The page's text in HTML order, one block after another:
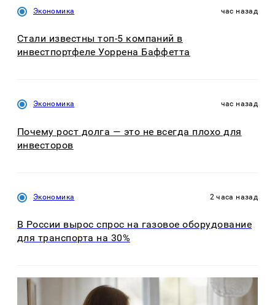
Экономика час назад
Стали известны топ-5 компаний в
инвестпортфеле Уоррена Баффетта
Экономика час назад
Почему рост долга — это не всегда плохо для
инвесторов
Экономика 2 часа назад
В России вырос спрос на газовое оборудование
для транспорта на 30%